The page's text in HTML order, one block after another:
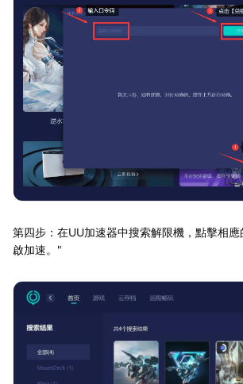
第四步：在UU加速器中搜索解限機，點擊相
啟加速。"